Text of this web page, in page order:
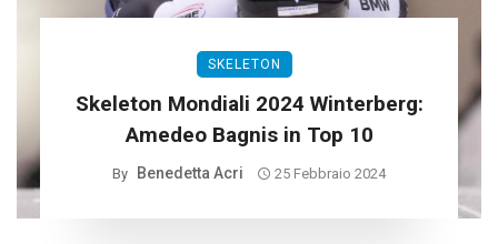
SKELETON
Skeleton Mondiali 2024 Winterberg:
Amedeo Bagnis in Top 10
By Benedetta Acri 25 Febbraio 2024